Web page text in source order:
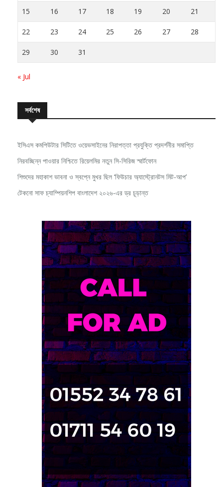
22 23 24 25 26 27 28
29 30 31
নিরবচ্ছিন্ন পাওয়ার নিশ্চিতে রিয়েলমির নতুন সি-সিরিজ স্মার্টফোন
শিশুদের মহাকাশ ভাবনা ও স্বপ্নে মুখর ছিল ‘ফিউচার অ্যাস্ট্রোনটস মিট-আপ’
টেকনো সাফ চ্যাম্পিয়নশিপ বাংলাদেশ ২০২৬-এর ড্র চূড়ান্ত